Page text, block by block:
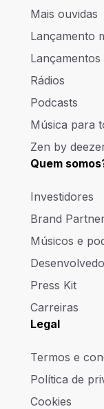
Mais ouvidas
Lançamento
Lançamentos
Rádios
Podcasts
Música para
Zen by
Quem
Investidores
Brand
Músicos e
Press Kit
Carreiras
Legal
Termos e
Política de
Cookies